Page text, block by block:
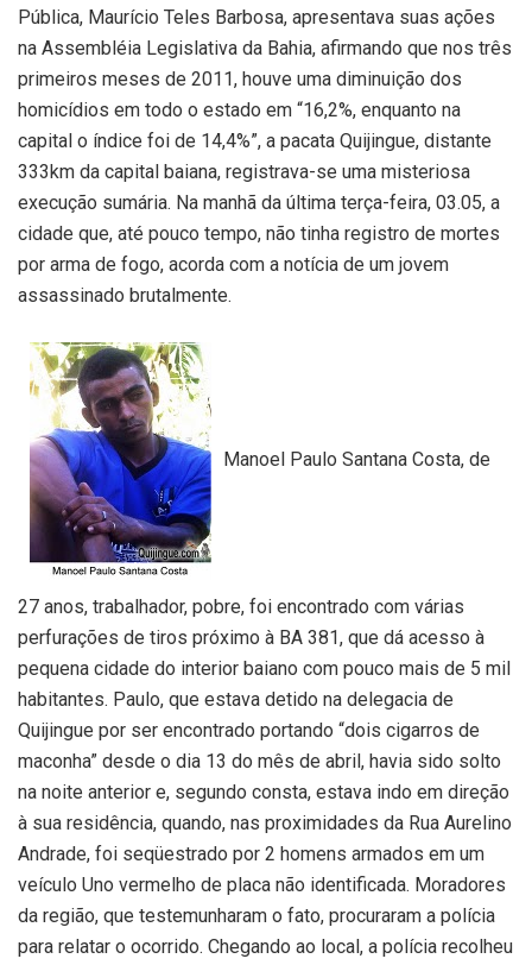
Pública, Maurício Teles Barbosa, apresentava suas ações
na Assembléia Legislativa da Bahia, afirmando que nos três
primeiros meses de 2011, houve uma diminuição dos
homicídios em todo o estado em “16,2%, enquanto na
capital o índice foi de 14,4%”, a pacata Quijingue, distante
333km da capital baiana, registrava-se uma misteriosa
execução sumária. Na manhã da última terça-feira, 03.05, a
cidade que, até pouco tempo, não tinha registro de mortes
por arma de fogo, acorda com a notícia de um jovem
assassinado brutalmente.
Manoel Paulo Santana Costa, de
27 anos, trabalhador, pobre, foi encontrado com várias
perfurações de tiros próximo à BA 381, que dá acesso à
pequena cidade do interior baiano com pouco mais de 5 mil
habitantes. Paulo, que estava detido na delegacia de
Quijingue por ser encontrado portando “dois cigarros de
maconha” desde o dia 13 do mês de abril, havia sido solto
na noite anterior e, segundo consta, estava indo em direção
à sua residência, quando, nas proximidades da Rua Aurelino
Andrade, foi seqüestrado por 2 homens armados em um
veículo Uno vermelho de placa não identificada. Moradores
da região, que testemunharam o fato, procuraram a polícia
para relatar o ocorrido. Chegando ao local, a polícia recolheu